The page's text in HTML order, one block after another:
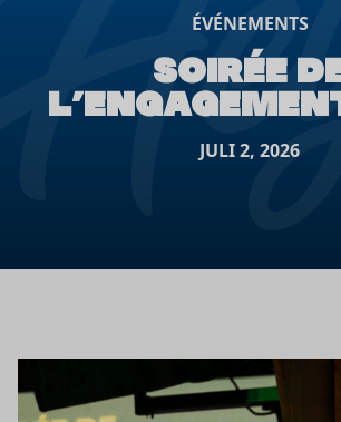
ÉVÉNEMENTS
SOIRÉE
JULI 2, 2026